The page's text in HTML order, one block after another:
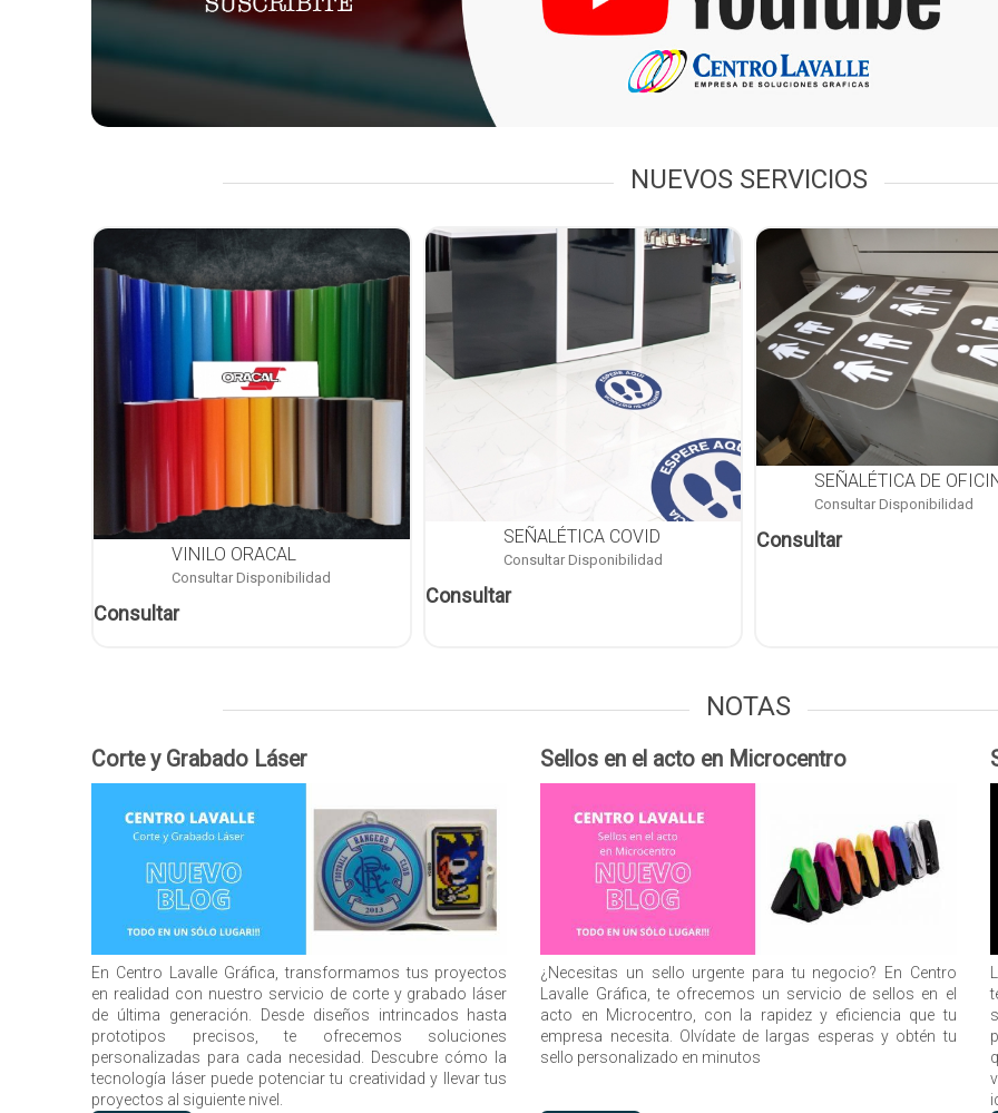
NUEVOS SERVICIOS
VINILO ORACAL
Consultar Disponibilidad
Consultar
SEÑALÉTICA COVID
Consultar Disponibilidad
Consultar
SEÑALÉTICA DE
Consultar Disponibilidad
Consultar
NOTAS
Corte y Grabado Láser
En Centro Lavalle Gráfica, transformamos tus proyectos
en realidad con nuestro servicio de corte y grabado láser
de última generación. Desde diseños intrincados hasta
prototipos precisos, te ofrecemos soluciones
personalizadas para cada necesidad. Descubre cómo la
tecnología láser puede potenciar tu creatividad y llevar tus
proyectos al siguiente nivel.
Sellos en el acto en Microcentro
¿Necesitas un sello urgente para tu negocio? En Centro
Lavalle Gráfica, te ofrecemos un servicio de sellos en el
acto en Microcentro, con la rapidez y eficiencia que tu
empresa necesita. Olvídate de largas esperas y obtén tu
sello personalizado en minutos